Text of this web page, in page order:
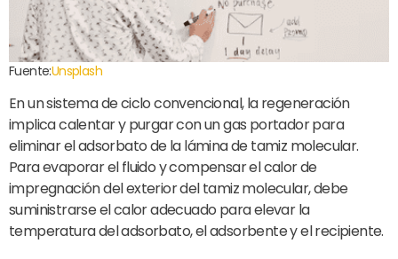
Fuente:Unsplash
En un sistema de ciclo convencional, la regeneración
implica calentar y purgar con un gas portador para
eliminar el adsorbato de la lámina de tamiz molecular.
Para evaporar el fluido y compensar el calor de
impregnación del exterior del tamiz molecular, debe
suministrarse el calor adecuado para elevar la
temperatura del adsorbato, el adsorbente y el recipiente.